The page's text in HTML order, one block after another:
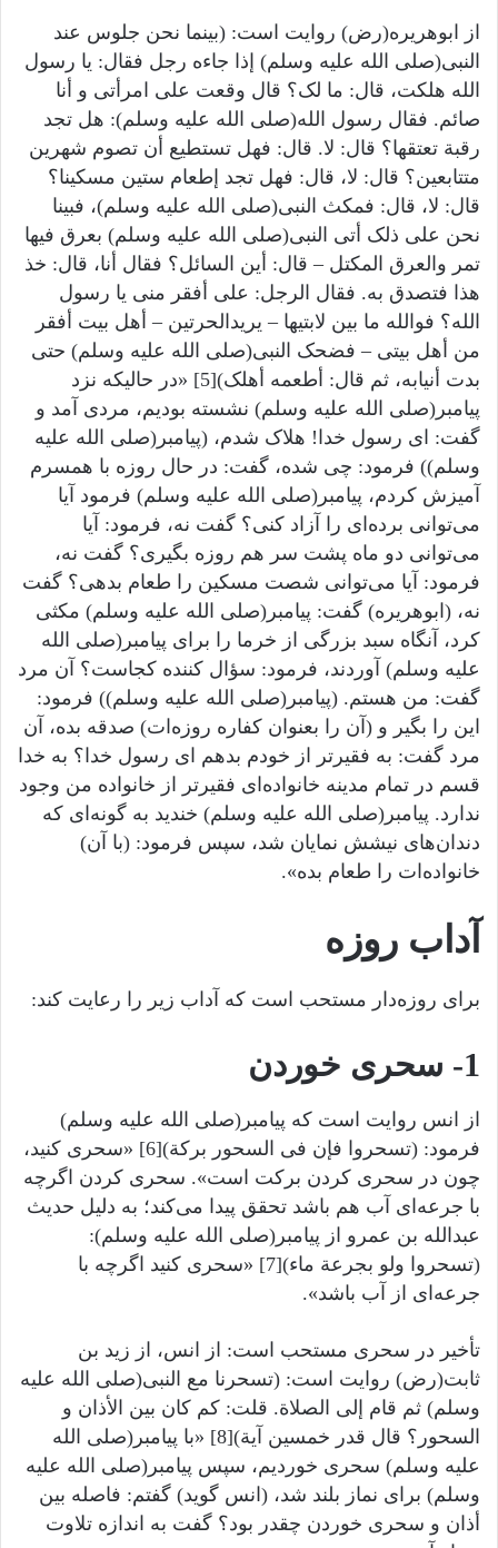
از ابوهریره(رض) روایت است: (بینما نحن جلوس عند
النبی(صلى الله عليه وسلم) إذا جاءه رجل فقال: یا رسول
الله هلکت، قال: ما لک؟ قال وقعت علی امرأتی و أنا
صائم. فقال رسول الله(صلى الله عليه وسلم): هل تجد
رقبة تعتقها؟ قال: لا. قال: فهل تستطیع أن تصوم شهرین
متتابعین؟ قال: لا، قال: فهل تجد إطعام ستین مسکینا؟
قال: لا، قال: فمکث النبی(صلى الله عليه وسلم)، فبینا
نحن علی ذلک أتی النبی(صلى الله عليه وسلم) بعرق فیها
تمر والعرق المکتل – قال: أین السائل؟ فقال أنا، قال: خذ
هذا فتصدق به. فقال الرجل: علی أفقر منی یا رسول
الله؟ فوالله ما بین لابتیها – یریدالحرتین – أهل بیت أفقر
من أهل بیتی – فضحک النبی(صلى الله عليه وسلم) حتی
بدت أنیابه، ثم قال: أطعمه أهلک)[5] «در حالیکه نزد
پیامبر(صلى الله عليه وسلم) نشسته بودیم، مردی آمد و
گفت: ای رسول خدا! هلاک شدم، (پیامبر(صلى الله عليه
وسلم)) فرمود: چی شده، گفت: در حال روزه با همسرم
آمیزش کردم، پیامبر(صلى الله عليه وسلم) فرمود آیا
می‌توانی برده‌ای را آزاد کنی؟ گفت نه، فرمود: آیا
می‌توانی دو ماه پشت سر هم روزه بگیری؟ گفت نه،
فرمود: آیا می‌توانی شصت مسکین را طعام بدهی؟ گفت
نه، (ابوهریره) گفت: پیامبر(صلى الله عليه وسلم) مکثی
کرد، آنگاه سبد بزرگی از خرما را برای پیامبر(صلى الله
عليه وسلم) آوردند، فرمود: سؤال کننده کجاست؟ آن مرد
گفت: من هستم. (پیامبر(صلى الله عليه وسلم)) فرمود:
این را بگیر و (آن را بعنوان کفاره روزه‌ات) صدقه بده، آن
مرد گفت: به فقیرتر از خودم بدهم ای رسول خدا؟ به خدا
قسم در تمام مدینه خانواده‌ای فقیرتر از خانواده من وجود
ندارد. پیامبر(صلى الله عليه وسلم) خندید به گونه‌ای که
دندان‌های نیشش نمایان شد، سپس فرمود: (با آن)
خانواده‌ات را طعام بده».
آداب روزه
برای روزه‌دار مستحب است که آداب زیر را رعایت کند:
1- سحری خوردن
از انس روایت است که پیامبر(صلى الله عليه وسلم)
فرمود: (تسحروا فإن فی السحور برکة)[6] «سحری کنید،
چون در سحری کردن برکت است». سحری کردن اگرچه
با جرعه‌ای آب هم باشد تحقق پیدا می‌کند؛ به دلیل حدیث
عبدالله بن عمرو از پیامبر(صلى الله عليه وسلم):
(تسحروا ولو بجرعة ماء)[7] «سحری کنید اگرچه با
جرعه‌ای از آب باشد».
تأخیر در سحری مستحب است: از انس، از زید بن
ثابت(رض) روایت است: (تسحرنا مع النبی(صلى الله عليه
وسلم) ثم قام إلی الصلاة. قلت: کم کان بین الأذان و
السحور؟ قال قدر خمسین آیة)[8] «با پیامبر(صلى الله
عليه وسلم) سحری خوردیم، سپس پیامبر(صلى الله عليه
وسلم) برای نماز بلند شد، (انس گوید) گفتم: فاصله بین
أذان و سحری خوردن چقدر بود؟ گفت به اندازه تلاوت